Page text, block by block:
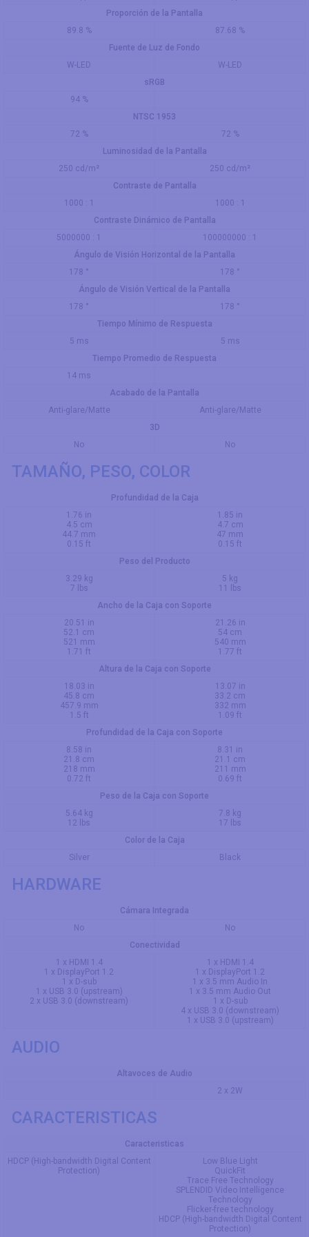
Proporción de la Pantalla
89.8 %
87.68 %
Fuente de Luz de Fondo
W-LED
W-LED
sRGB
94 %
NTSC 1953
72 %
72 %
Luminosidad de la Pantalla
250 cd/m²
250 cd/m²
Contraste de Pantalla
1000 : 1
1000 : 1
Contraste Dinámico de Pantalla
5000000 : 1
100000000 : 1
Ángulo de Visión Horizontal de la Pantalla
178 °
178 °
Ángulo de Visión Vertical de la Pantalla
178 °
178 °
Tiempo Mínimo de Respuesta
5 ms
5 ms
Tiempo Promedio de Respuesta
14 ms
Acabado de la Pantalla
Anti-glare/Matte
Anti-glare/Matte
3D
No
No
TAMAÑO, PESO, COLOR
Profundidad de la Caja
1.76 in
4.5 cm
44.7 mm
0.15 ft
1.85 in
4.7 cm
47 mm
0.15 ft
Peso del Producto
3.29 kg
7 lbs
5 kg
11 lbs
Ancho de la Caja con Soporte
20.51 in
52.1 cm
521 mm
1.71 ft
21.26 in
54 cm
540 mm
1.77 ft
Altura de la Caja con Soporte
18.03 in
45.8 cm
457.9 mm
1.5 ft
13.07 in
33.2 cm
332 mm
1.09 ft
Profundidad de la Caja con Soporte
8.58 in
21.8 cm
218 mm
0.72 ft
8.31 in
21.1 cm
211 mm
0.69 ft
Peso de la Caja con Soporte
5.64 kg
12 lbs
7.8 kg
17 lbs
Color de la Caja
Silver
Black
HARDWARE
Cámara Integrada
No
No
Conectividad
1 x HDMI 1.4
1 x DisplayPort 1.2
1 x D-sub
1 x USB 3.0 (upstream)
2 x USB 3.0 (downstream)
1 x HDMI 1.4
1 x DisplayPort 1.2
1 x 3.5 mm Audio In
1 x 3.5 mm Audio Out
1 x D-sub
4 x USB 3.0 (downstream)
1 x USB 3.0 (upstream)
AUDIO
Altavoces de Audio
2 x 2W
CARACTERISTICAS
Caracteristicas
HDCP (High-bandwidth Digital Content
Protection)
Low Blue Light
QuickFit
Trace Free Technology
SPLENDID Video Intelligence
Technology
Flicker-free technology
HDCP (High-bandwidth Digital Content
Protection)